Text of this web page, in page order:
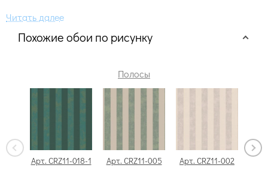
Похожие обои по рисунку
Полосы
Арт. CRZ11-018-1 Арт. CRZ11-005 Арт. CRZ11-002 Арт.